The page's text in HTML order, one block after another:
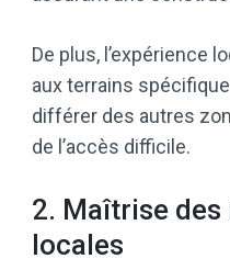
De plus, l’expérience
aux terrains
différer des autres
de l’accès difficile.
2. Maîtrise
locales